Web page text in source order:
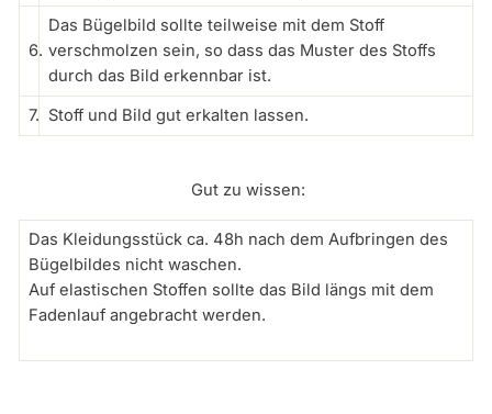
6.
Das Bügelbild sollte teilweise mit dem Stoff
verschmolzen sein, so dass das Muster des Stoffs
durch das Bild erkennbar ist.
7. Stoff und Bild gut erkalten lassen.
Gut zu wissen:
Das Kleidungsstück ca. 48h nach dem Aufbringen des
Bügelbildes nicht waschen.
Auf elastischen Stoffen sollte das Bild längs mit dem
Fadenlauf angebracht werden.